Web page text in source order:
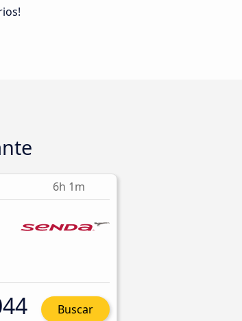
6h 1m
Buscar